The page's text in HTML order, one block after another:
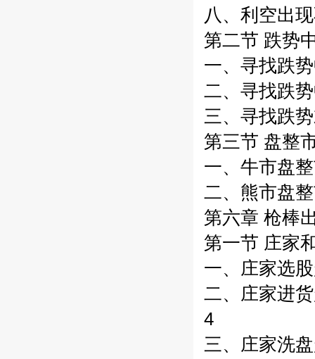
八、利空出
第二节 跌势
一、寻找跌
二、寻找跌
三、寻找跌
第三节 盘整
一、牛市盘
二、熊市盘
第六章 枪棒
第一节 庄家
一、庄家选
二、庄家进
4
三、庄家洗